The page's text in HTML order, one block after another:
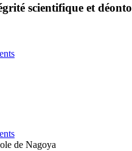
scientifique et
de Nagoya